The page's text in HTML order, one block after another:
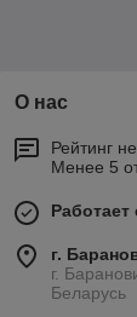
О нас
Рейтинг
Менее 5
Работает
г.
г.
Беларусь